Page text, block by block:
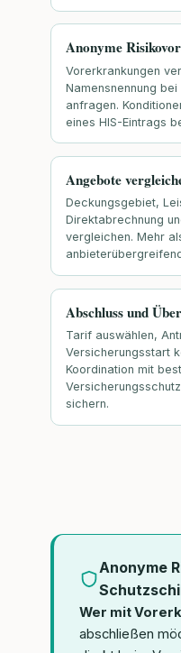
Anonyme
Vorerkrankungen
Namensnennung
anfragen.
eines HIS-Eintrags
Angebote
Deckungsgebiet,
Direktabrechnung
vergleichen. Mehr
Abschluss und
Tarif auswählen,
Versicherungsstart
Koordination mit
sichern.
Anonyme
Wer mit
abschließen